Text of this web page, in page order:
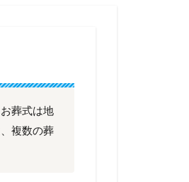
葬式は地
複数の葬